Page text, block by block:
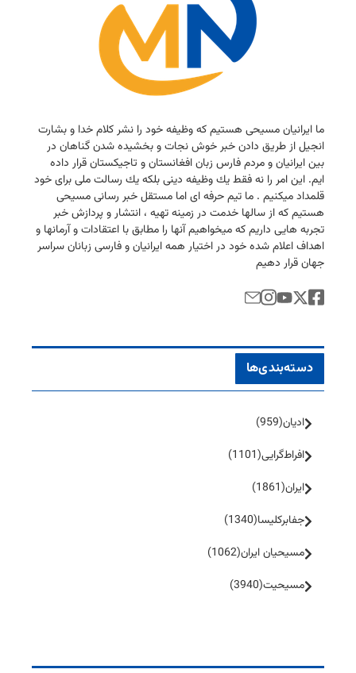
ما ایرانیان مسیحی هستیم كه وظیفه خود را نشر كلام خدا و بشارت
انجیل از طریق دادن خبر خوش نجات و بخشیده شدن گناهان در
بین ایرانیان و مردم فارس زبان افغانستان و تاجیكستان قرار داده
ایم. این امر را نه فقط یك وظیفه دینی بلكه یك رسالت ملی برای خود
قلمداد میكنیم . ما تیم حرفه ای اما مستقل خبر رسانی مسیحی
هستیم كه از سالها خدمت در زمینه تهیه ، انتشار و پردازش خبر
تجربه هایی داریم كه میخواهیم آنها را مطابق با اعتقادات و آرمانها و
اهداف اعلام شده خود در اختیار همه ایرانیان و فارسی زبانان سراسر
جهان قرار دهیم
دسته‌بندی‌ها
ادیان(959)
افراط‌گرایی(1101)
ایران(1861)
جفا‌بر‌کلیسا(1340)
مسیحیان ایران(1062)
مسیحیت(3940)